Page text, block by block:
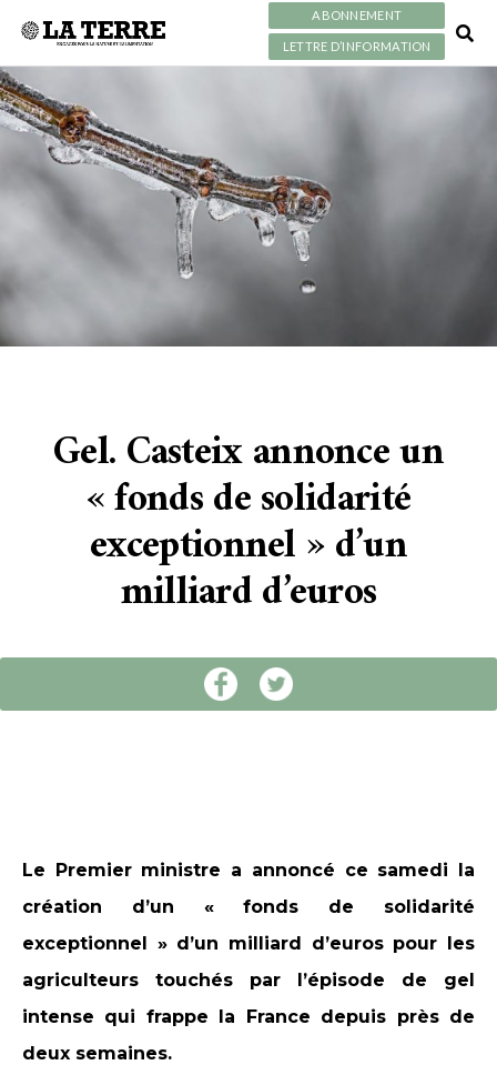
ABONNEMENT
LETTRE D’INFORMATION
Gel. Casteix annonce un
« fonds de solidarité
exceptionnel » d’un
milliard d’euros
Le Premier ministre a annoncé ce samedi la
création d’un « fonds de solidarité
exceptionnel » d’un milliard d’euros pour les
agriculteurs touchés par l’épisode de gel
intense qui frappe la France depuis près de
deux semaines.